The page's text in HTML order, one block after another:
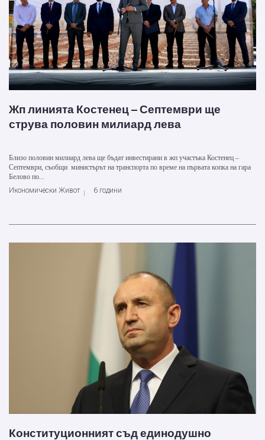
Жп линията Костенец – Септември ще
струва половин милиард лева
Близо половин милиард лева ще бъдат инвестирани в жп участъка Костенец –
Септември, съобщи министърът на транспорта по време на първата копка на гара
Белово по...
Икономически Живот
6 години
Конституционният съд единодушно